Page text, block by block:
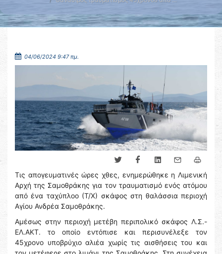
04/06/2024 9:47 πμ.
Τις απογευματινές ώρες χθες, ενημερώθηκε η Λιμενική
Αρχή της Σαμοθράκης για τον τραυματισμό ενός ατόμου
από ένα ταχύπλοο (Τ/Χ) σκάφος στη θαλάσσια περιοχή
Αγίου Ανδρέα Σαμοθράκης.
Αμέσως στην περιοχή μετέβη περιπολικό σκάφος Λ.Σ.-
ΕΛ.ΑΚΤ. το οποίο εντόπισε και περισυνέλεξε τον
45χρονο υποβρύχιο αλιέα χωρίς τις αισθήσεις του και